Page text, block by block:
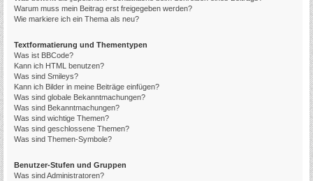
Warum muss mein Beitrag erst freigegeben werden?
Wie markiere ich ein Thema als neu?
Textformatierung und Thementypen
Was ist BBCode?
Kann ich HTML benutzen?
Was sind Smileys?
Kann ich Bilder in meine Beiträge einfügen?
Was sind globale Bekanntmachungen?
Was sind Bekanntmachungen?
Was sind wichtige Themen?
Was sind geschlossene Themen?
Was sind Themen-Symbole?
Benutzer-Stufen und Gruppen
Was sind Administratoren?